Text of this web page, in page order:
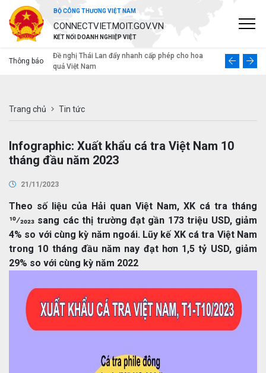
BỘ CÔNG THƯƠNG VIỆT NAM
CONNECTVIET.MOIT.GOV.VN
KẾT NỐI DOANH NGHIỆP VIỆT
Thông báo
thị
Đề nghị Thái Lan đẩy nhanh cấp phép cho hoa
quả Việt Nam
Tình hình
khu vực Âu
Trang chủ Tin tức
Infographic: Xuất khẩu cá tra Việt Nam 10
tháng đầu năm 2023
21/11/2023
Theo số liệu của Hải quan Việt Nam, XK cá tra tháng
10⁄2023 sang các thị trường đạt gần 173 triệu USD, giảm
4% so với cùng kỳ năm ngoái. Lũy kế XK cá tra Việt Nam
trong 10 tháng đầu năm nay đạt hơn 1,5 tỷ USD, giảm
29% so với cùng kỳ năm 2022